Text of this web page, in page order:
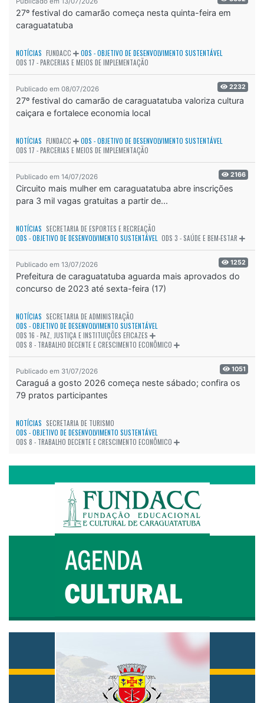
27º festival do camarão começa nesta quinta-feira em
caraguatatuba
NOTÍCIAS FUNDACC
ODS - OBJETIVO DE DESENVOLVIMENTO SUSTENTÁVEL
ODS 17 - PARCERIAS E MEIOS DE IMPLEMENTAÇÃO
Publicado em 08/07/2026 2232
27º festival do camarão de caraguatatuba valoriza cultura
caiçara e fortalece economia local
NOTÍCIAS FUNDACC
ODS - OBJETIVO DE DESENVOLVIMENTO SUSTENTÁVEL
ODS 17 - PARCERIAS E MEIOS DE IMPLEMENTAÇÃO
Publicado em 14/07/2026 2166
Circuito mais mulher em caraguatatuba abre inscrições
para 3 mil vagas gratuitas a partir de...
NOTÍCIAS SECRETARIA DE ESPORTES E RECREAÇÃO
ODS - OBJETIVO DE DESENVOLVIMENTO SUSTENTÁVEL ODS 3 - SAÚDE E BEM-ESTAR
Publicado em 13/07/2026 1252
Prefeitura de caraguatatuba aguarda mais aprovados do
concurso de 2023 até sexta-feira (17)
NOTÍCIAS SECRETARIA DE ADMINISTRAÇÃO
ODS - OBJETIVO DE DESENVOLVIMENTO SUSTENTÁVEL
ODS 16 - PAZ, JUSTIÇA E INSTITUIÇÕES EFICAZES
ODS 8 - TRABALHO DECENTE E CRESCIMENTO ECONÔMICO
Publicado em 31/07/2026 1051
Caraguá a gosto 2026 começa neste sábado; confira os
79 pratos participantes
NOTÍCIAS SECRETARIA DE TURISMO
ODS - OBJETIVO DE DESENVOLVIMENTO SUSTENTÁVEL
ODS 8 - TRABALHO DECENTE E CRESCIMENTO ECONÔMICO